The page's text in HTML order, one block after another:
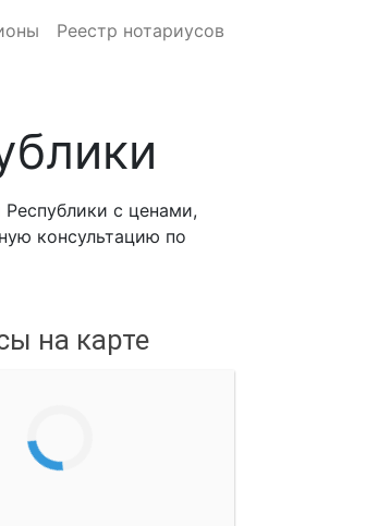
Реестр нотариусов
с ценами,
консультацию по
на карте